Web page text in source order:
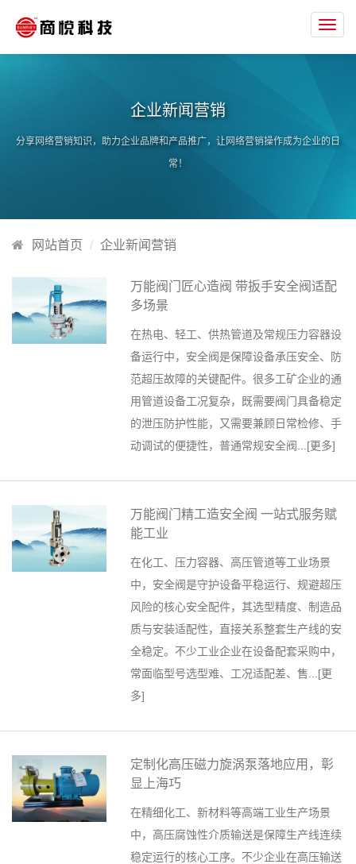
企业新闻营销
分享网络营销知识，助力企业品牌和产品推广，让网络营销操作成为企业的日
常！
网站首页 企业新闻营销
万能阀门匠心造阀 带扳手安全阀适配
多场景
在热电、轻工、供热管道及常规压力容器设
备运行中，安全阀是保障设备承压安全、防
范超压故障的关键配件。很多工矿企业的通
用管道设备工况复杂，既需要阀门具备稳定
的泄压防护性能，又需要兼顾日常检修、手
动调试的便捷性，普通常规安全阀...[更多]
万能阀门精工造安全阀 一站式服务赋
能工业
在化工、压力容器、高压管道等工业场景
中，安全阀是守护设备平稳运行、规避超压
风险的核心安全配件，其选型精度、制造品
质与安装适配性，直接关系整套生产线的安
全稳定。不少工业企业在设备配套采购中，
常面临型号选型难、工况适配差、售...[更
多]
定制化高压磁力旋涡泵落地应用，彰
显上海巧
在精细化工、新材料等高端工业生产场景
中，高压腐蚀性介质输送是保障生产线连续
稳定运行的核心工序。不少企业在高压输送